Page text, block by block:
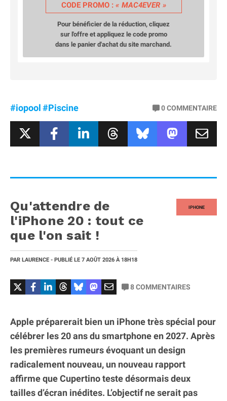
CODE PROMO : MAC4EVER
Pour bénéficier de la réduction, cliquez
sur l'offre et appliquez le code promo
dans le panier d'achat du site marchand.
#iopool#Piscine 0COMMENTAIRE
IPHONE
Qu'attendre de
l'iPhone 20 : tout ce
que l'on sait !
PAR LAURENCE - PUBLIÉ LE 7 AOÛT 2026 À 18H18
8COMMENTAIRES
Apple préparerait bien un iPhone très spécial pour
célébrer les 20 ans du smartphone en 2027. Après
les premières rumeurs évoquant un design
radicalement nouveau, un nouveau rapport
affirme que Cupertino teste désormais deux
tailles d’écran inédites. L’objectif ne serait pas